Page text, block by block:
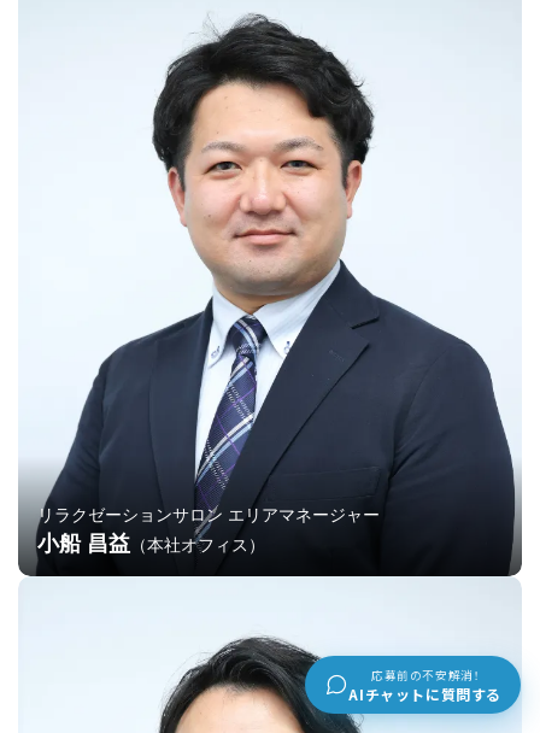
リラクゼーションサロン エリアマネージャー
小船 昌益 （本社オフィス）
応募前の不安解消！
AIチャットに質問する